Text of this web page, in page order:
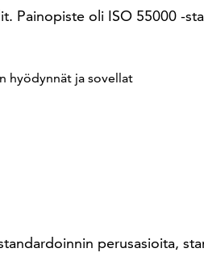
Painopiste oli ISO 55000 -
hyödynnät ja sovellat
perusasioita,